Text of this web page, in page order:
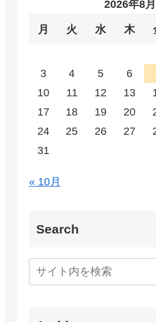
2026年8月
月 火 水 木
3
4 5 6
10
11 12 13
17
18 19 20
24
25 26 27
31
« 10月
Search